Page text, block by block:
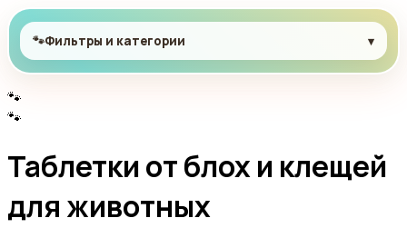
🐾Фильтры и категории ▾
🐾
🐾
Таблетки от блох и клещей
для животных